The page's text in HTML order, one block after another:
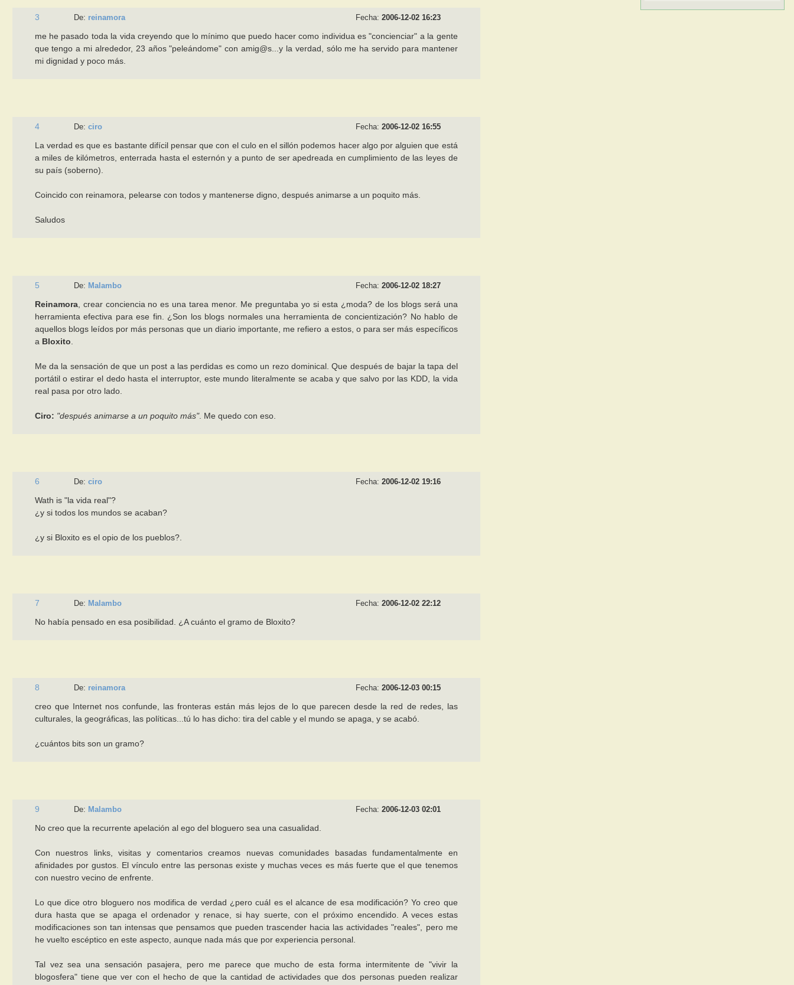
3 De: reinamora Fecha: 2006-12-02 16:23
me he pasado toda la vida creyendo que lo mínimo que puedo hacer como individua es "concienciar" a la gente
que tengo a mi alrededor, 23 años "peleándome" con amig@s...y la verdad, sólo me ha servido para mantener
mi dignidad y poco más.
4 De: ciro Fecha: 2006-12-02 16:55
La verdad es que es bastante difícil pensar que con el culo en el sillón podemos hacer algo por alguien que está
a miles de kilómetros, enterrada hasta el esternón y a punto de ser apedreada en cumplimiento de las leyes de
su país (soberno).
Coincido con reinamora, pelearse con todos y mantenerse digno, después animarse a un poquito más.
Saludos
5 De: Malambo Fecha: 2006-12-02 18:27
Reinamora, crear conciencia no es una tarea menor. Me preguntaba yo si esta ¿moda? de los blogs será una
herramienta efectiva para ese fin. ¿Son los blogs normales una herramienta de concientización? No hablo de
aquellos blogs leídos por más personas que un diario importante, me refiero a estos, o para ser más específicos
a Bloxito.
Me da la sensación de que un post a las perdidas es como un rezo dominical. Que después de bajar la tapa del
portátil o estirar el dedo hasta el interruptor, este mundo literalmente se acaba y que salvo por las KDD, la vida
real pasa por otro lado.
Ciro: "después animarse a un poquito más". Me quedo con eso.
6 De: ciro Fecha: 2006-12-02 19:16
Wath is "la vida real"?
¿y si todos los mundos se acaban?
¿y si Bloxito es el opio de los pueblos?.
7 De: Malambo Fecha: 2006-12-02 22:12
No había pensado en esa posibilidad. ¿A cuánto el gramo de Bloxito?
8 De: reinamora Fecha: 2006-12-03 00:15
creo que Internet nos confunde, las fronteras están más lejos de lo que parecen desde la red de redes, las
culturales, la geográficas, las políticas...tú lo has dicho: tira del cable y el mundo se apaga, y se acabó.
¿cuántos bits son un gramo?
9 De: Malambo Fecha: 2006-12-03 02:01
No creo que la recurrente apelación al ego del bloguero sea una casualidad.
Con nuestros links, visitas y comentarios creamos nuevas comunidades basadas fundamentalmente en
afinidades por gustos. El vínculo entre las personas existe y muchas veces es más fuerte que el que tenemos
con nuestro vecino de enfrente.
Lo que dice otro bloguero nos modifica de verdad ¿pero cuál es el alcance de esa modificación? Yo creo que
dura hasta que se apaga el ordenador y renace, si hay suerte, con el próximo encendido. A veces estas
modificaciones son tan intensas que pensamos que pueden trascender hacia las actividades "reales", pero me
he vuelto escéptico en este aspecto, aunque nada más que por experiencia personal.
Tal vez sea una sensación pasajera, pero me parece que mucho de esta forma intermitente de "vivir la
blogosfera" tiene que ver con el hecho de que la cantidad de actividades que dos personas pueden realizar